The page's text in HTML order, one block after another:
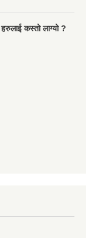
कस्तो लाग्यो ?